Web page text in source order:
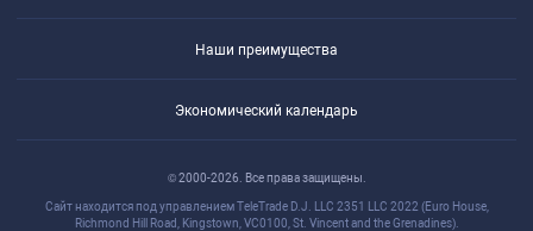
Наши преимущества
Экономический календарь
© 2000-2026. Все права защищены.
Сайт находится под управлением TeleTrade D.J. LLC 2351 LLC 2022 (Euro House,
Richmond Hill Road, Kingstown, VC0100, St. Vincent and the Grenadines).